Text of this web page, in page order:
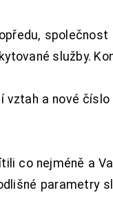
služby.
vztah a nové
co nejméně a
parametry